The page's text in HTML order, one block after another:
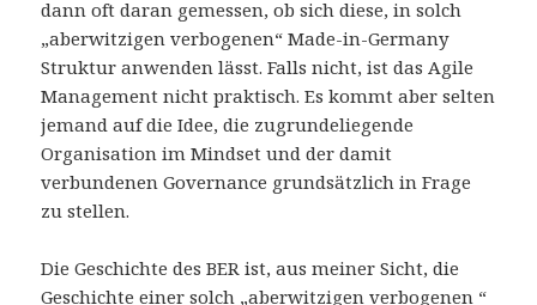
dann oft daran gemessen, ob sich diese, in solch
„aberwitzigen verbogenen“ Made-in-Germany
Struktur anwenden lässt. Falls nicht, ist das Agile
Management nicht praktisch. Es kommt aber selten
jemand auf die Idee, die zugrundeliegende
Organisation im Mindset und der damit
verbundenen Governance grundsätzlich in Frage
zu stellen.
Die Geschichte des BER ist, aus meiner Sicht, die
Geschichte einer solch „aberwitzigen verbogenen “